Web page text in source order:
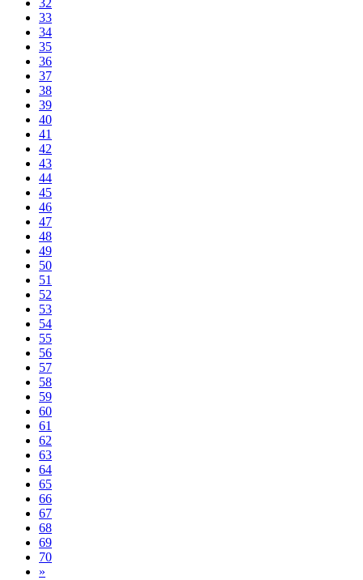
32
33
34
35
36
37
38
39
40
41
42
43
44
45
46
47
48
49
50
51
52
53
54
55
56
57
58
59
60
61
62
63
64
65
66
67
68
69
70
»